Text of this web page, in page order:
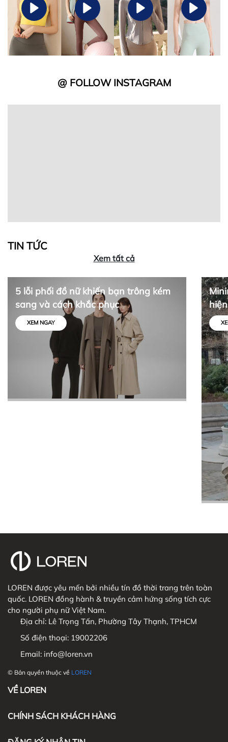
@ FOLLOW INSTAGRAM
TIN TỨC
Xem tất cả
5 lỗi phối đồ nữ khiến bạn trông kém
sang và cách khắc phục
XEM NGAY
tối
LOREN được yêu mến bởi nhiều tín đồ thời trang trên toàn
quốc. LOREN đồng hành & truyền cảm hứng sống tích cực
cho người phụ nữ Việt Nam.
Địa chỉ: Lê Trọng Tấn, Phường Tây Thạnh, TPHCM
Số điện thoại: 19002206
Email: info@loren.vn
© Bản quyền thuộc về LOREN
VỀ LOREN
CHÍNH SÁCH KHÁCH HÀNG